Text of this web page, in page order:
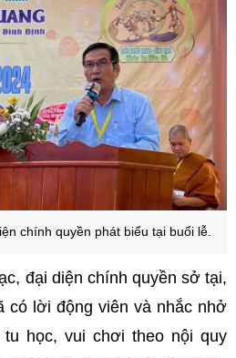
chính quyền phát biểu tại buổi lễ.
đại diện chính quyền sở tại,
có lời động viên và nhắc nhở
học, vui chơi theo nội quy